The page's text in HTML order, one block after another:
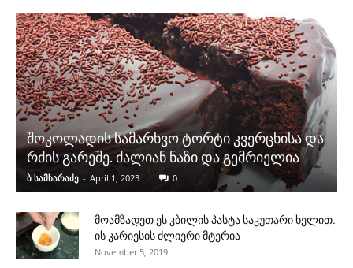
შოკოლადის სამარხვო ტორტი კვერცხისა და
რძის გარეშე. ძალიან ნაზი და გემრიელია
ბ სამხარაძე - April 1, 2023 0
მოამზადეთ ეს კბილის პასტა საკუთარი ხელით.
ის კარიესის ძლიერი მტერია
November 5, 2019